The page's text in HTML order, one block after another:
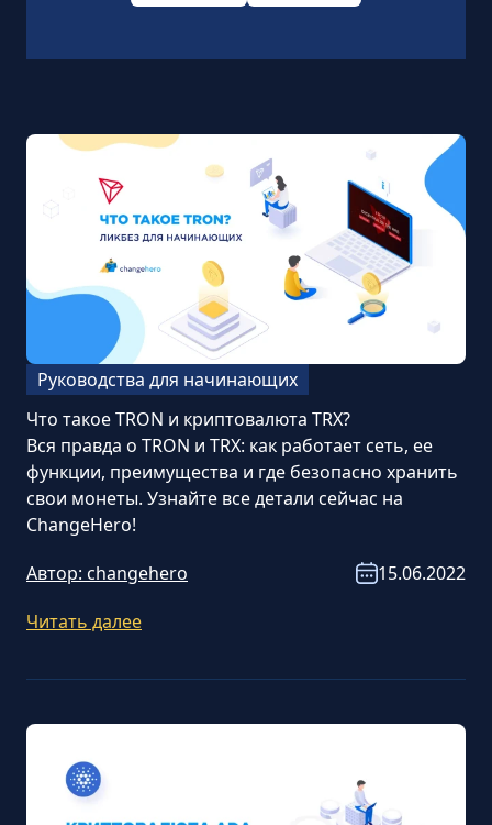
Руководства для начинающих
Что такое TRON и криптовалюта TRX?
Вся правда о TRON и TRX: как работает сеть, ее
функции, преимущества и где безопасно хранить
свои монеты. Узнайте все детали сейчас на
ChangeHero!
Автор: changehero
15.06.2022
Читать далее